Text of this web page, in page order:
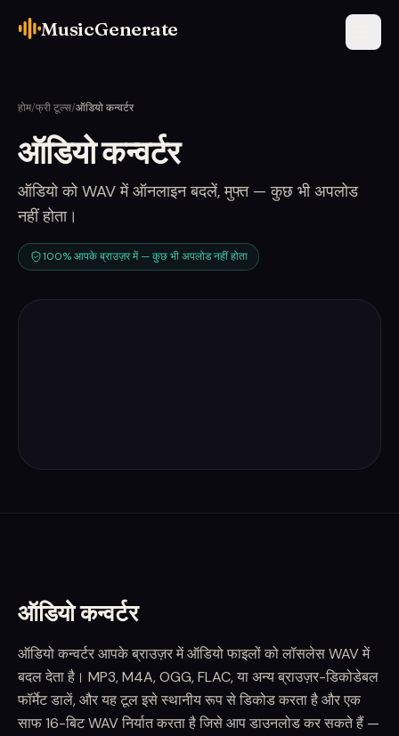
MusicGenerate
होम/फ्री टूल्स/ऑडियो कन्वर्टर
ऑडियो कन्वर्टर
ऑडियो को WAV में ऑनलाइन बदलें, मुफ्त — कुछ भी अपलोड
नहीं होता।
100% आपके ब्राउज़र में — कुछ भी अपलोड नहीं होता
ऑडियो कन्वर्टर
ऑडियो कन्वर्टर आपके ब्राउज़र में ऑडियो फाइलों को लॉसलेस WAV में
बदल देता है। MP3, M4A, OGG, FLAC, या अन्य ब्राउज़र-डिकोडेबल
फॉर्मेट डालें, और यह टूल इसे स्थानीय रूप से डिकोड करता है और एक
साफ 16-बिट WAV निर्यात करता है जिसे आप डाउनलोड कर सकते हैं —